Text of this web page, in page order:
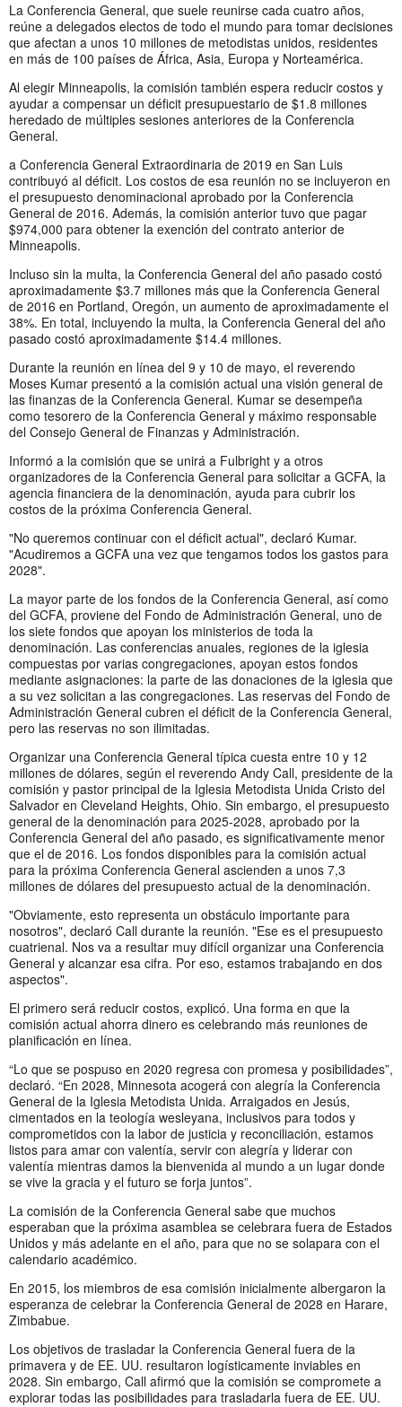
La Conferencia General, que suele reunirse cada cuatro años,
reúne a delegados electos de todo el mundo para tomar decisiones
que afectan a unos 10 millones de metodistas unidos, residentes
en más de 100 países de África, Asia, Europa y Norteamérica.
Al elegir Minneapolis, la comisión también espera reducir costos y
ayudar a compensar un déficit presupuestario de $1.8 millones
heredado de múltiples sesiones anteriores de la Conferencia
General.
a Conferencia General Extraordinaria de 2019 en San Luis
contribuyó al déficit. Los costos de esa reunión no se incluyeron en
el presupuesto denominacional aprobado por la Conferencia
General de 2016. Además, la comisión anterior tuvo que pagar
$974,000 para obtener la exención del contrato anterior de
Minneapolis.
Incluso sin la multa, la Conferencia General del año pasado costó
aproximadamente $3.7 millones más que la Conferencia General
de 2016 en Portland, Oregón, un aumento de aproximadamente el
38%. En total, incluyendo la multa, la Conferencia General del año
pasado costó aproximadamente $14.4 millones.
Durante la reunión en línea del 9 y 10 de mayo, el reverendo
Moses Kumar presentó a la comisión actual una visión general de
las finanzas de la Conferencia General. Kumar se desempeña
como tesorero de la Conferencia General y máximo responsable
del Consejo General de Finanzas y Administración.
Informó a la comisión que se unirá a Fulbright y a otros
organizadores de la Conferencia General para solicitar a GCFA, la
agencia financiera de la denominación, ayuda para cubrir los
costos de la próxima Conferencia General.
"No queremos continuar con el déficit actual", declaró Kumar.
"Acudiremos a GCFA una vez que tengamos todos los gastos para
2028".
La mayor parte de los fondos de la Conferencia General, así como
del GCFA, proviene del Fondo de Administración General, uno de
los siete fondos que apoyan los ministerios de toda la
denominación. Las conferencias anuales, regiones de la iglesia
compuestas por varias congregaciones, apoyan estos fondos
mediante asignaciones: la parte de las donaciones de la iglesia que
a su vez solicitan a las congregaciones. Las reservas del Fondo de
Administración General cubren el déficit de la Conferencia General,
pero las reservas no son ilimitadas.
Organizar una Conferencia General típica cuesta entre 10 y 12
millones de dólares, según el reverendo Andy Call, presidente de la
comisión y pastor principal de la Iglesia Metodista Unida Cristo del
Salvador en Cleveland Heights, Ohio. Sin embargo, el presupuesto
general de la denominación para 2025-2028, aprobado por la
Conferencia General del año pasado, es significativamente menor
que el de 2016. Los fondos disponibles para la comisión actual
para la próxima Conferencia General ascienden a unos 7,3
millones de dólares del presupuesto actual de la denominación.
"Obviamente, esto representa un obstáculo importante para
nosotros", declaró Call durante la reunión. "Ese es el presupuesto
cuatrienal. Nos va a resultar muy difícil organizar una Conferencia
General y alcanzar esa cifra. Por eso, estamos trabajando en dos
aspectos".
El primero será reducir costos, explicó. Una forma en que la
comisión actual ahorra dinero es celebrando más reuniones de
planificación en línea.
“Lo que se pospuso en 2020 regresa con promesa y posibilidades”,
declaró. “En 2028, Minnesota acogerá con alegría la Conferencia
General de la Iglesia Metodista Unida. Arraigados en Jesús,
cimentados en la teología wesleyana, inclusivos para todos y
comprometidos con la labor de justicia y reconciliación, estamos
listos para amar con valentía, servir con alegría y liderar con
valentía mientras damos la bienvenida al mundo a un lugar donde
se vive la gracia y el futuro se forja juntos”.
La comisión de la Conferencia General sabe que muchos
esperaban que la próxima asamblea se celebrara fuera de Estados
Unidos y más adelante en el año, para que no se solapara con el
calendario académico.
En 2015, los miembros de esa comisión inicialmente albergaron la
esperanza de celebrar la Conferencia General de 2028 en Harare,
Zimbabue.
Los objetivos de trasladar la Conferencia General fuera de la
primavera y de EE. UU. resultaron logísticamente inviables en
2028. Sin embargo, Call afirmó que la comisión se compromete a
explorar todas las posibilidades para trasladarla fuera de EE. UU.